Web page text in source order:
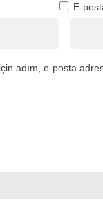
E-
adım, e-posta